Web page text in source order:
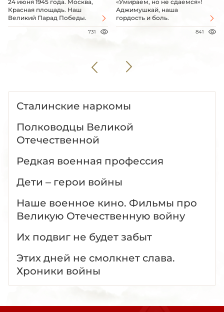
24 июня 1945 года. Москва,
Красная площадь. Наш
Великий Парад Победы.
731
«Умираем, но не сдаемся»!
Аджимушкай, наша
гордость и боль.
841
Сталинские наркомы
Полководцы Великой
Отечественной
Редкая военная профессия
Дети – герои войны
Наше военное кино. Фильмы про
Великую Отечественную войну
Их подвиг не будет забыт
Этих дней не смолкнет слава.
Хроники войны